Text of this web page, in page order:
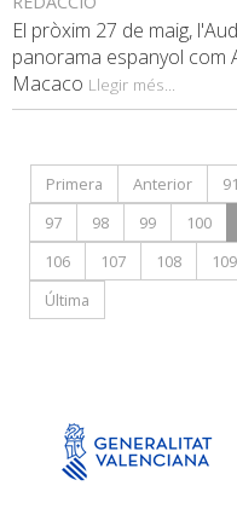
El pròxim 27 de maig,
panorama espanyol com
Macaco Llegir més...
Primera Anterior 91
97
98 99 100
106
107 108 109
Última